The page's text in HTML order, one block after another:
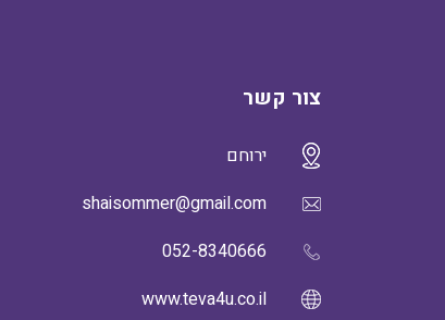
צור קשר
ירוחם
shaisommer@gmail.com
052-8340666
www.teva4u.co.il